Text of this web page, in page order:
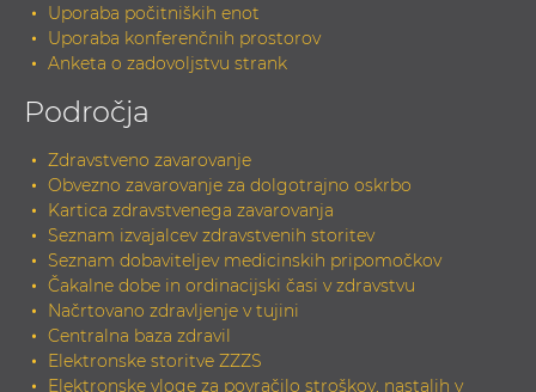
Uporaba počitniških enot
Uporaba konferenčnih prostorov
Anketa o zadovoljstvu strank
Področja
Zdravstveno zavarovanje
Obvezno zavarovanje za dolgotrajno oskrbo
Kartica zdravstvenega zavarovanja
Seznam izvajalcev zdravstvenih storitev
Seznam dobaviteljev medicinskih pripomočkov
Čakalne dobe in ordinacijski časi v zdravstvu
Načrtovano zdravljenje v tujini
Centralna baza zdravil
Elektronske storitve ZZZS
Elektronske vloge za povračilo stroškov, nastalih v